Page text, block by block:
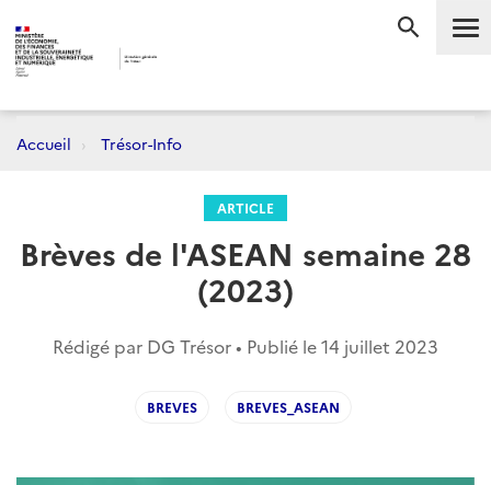
Accueil Trésor-Info
ARTICLE
Brèves de l'ASEAN semaine 28
(2023)
Rédigé par DG Trésor • Publié le14 juillet 2023
BREVES BREVES_ASEAN